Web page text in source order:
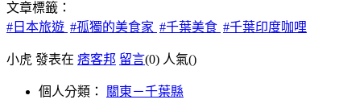
文章標籤：
#日本旅遊 #孤獨的美食家 #千葉美食 #千葉印度咖哩
小虎 發表在 痞客邦 留言(0) 人氣()
個人分類： 關東－千葉縣